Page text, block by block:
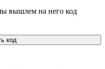
вышлем на него код
код